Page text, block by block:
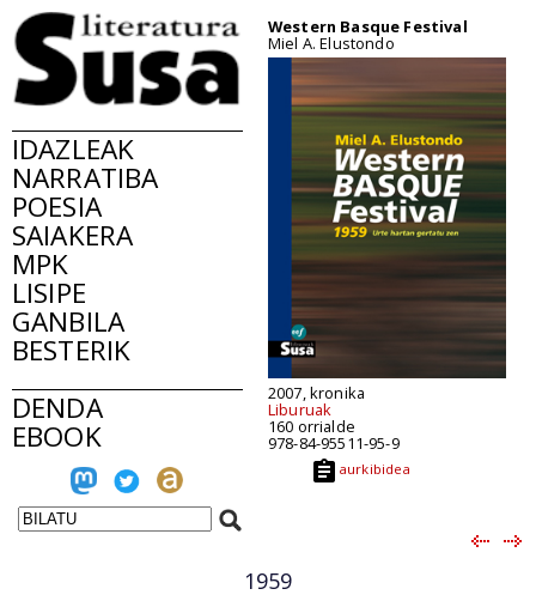
IDAZLEAK
NARRATIBA
POESIA
SAIAKERA
MPK
LISIPE
GANBILA
BESTERIK
DENDA
EBOOK
Western Basque Festival
Miel A. Elustondo
2007, kronika
Liburuak
160 orrialde
978-84-95511-95-9
aurkibidea
1959